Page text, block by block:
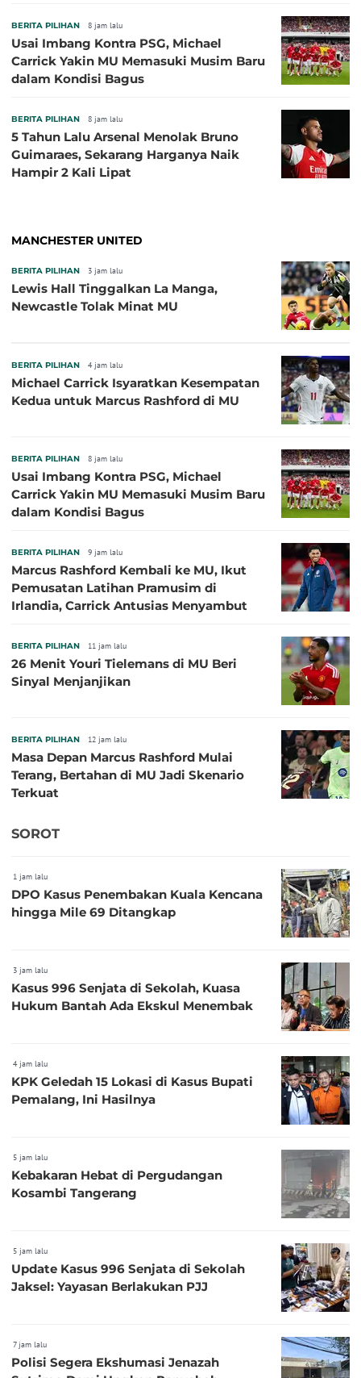
BERITA PILIHAN 8 jam lalu
Usai Imbang Kontra PSG, Michael
Carrick Yakin MU Memasuki Musim Baru
dalam Kondisi Bagus
BERITA PILIHAN 8 jam lalu
5 Tahun Lalu Arsenal Menolak Bruno
Guimaraes, Sekarang Harganya Naik
Hampir 2 Kali Lipat
MANCHESTER UNITED
BERITA PILIHAN 3 jam lalu
Lewis Hall Tinggalkan La Manga,
Newcastle Tolak Minat MU
BERITA PILIHAN 4 jam lalu
Michael Carrick Isyaratkan Kesempatan
Kedua untuk Marcus Rashford di MU
BERITA PILIHAN 8 jam lalu
Usai Imbang Kontra PSG, Michael
Carrick Yakin MU Memasuki Musim Baru
dalam Kondisi Bagus
BERITA PILIHAN 9 jam lalu
Marcus Rashford Kembali ke MU, Ikut
Pemusatan Latihan Pramusim di
Irlandia, Carrick Antusias Menyambut
BERITA PILIHAN 11 jam lalu
26 Menit Youri Tielemans di MU Beri
Sinyal Menjanjikan
BERITA PILIHAN 12 jam lalu
Masa Depan Marcus Rashford Mulai
Terang, Bertahan di MU Jadi Skenario
Terkuat
SOROT
1 jam lalu
DPO Kasus Penembakan Kuala Kencana
hingga Mile 69 Ditangkap
3 jam lalu
Kasus 996 Senjata di Sekolah, Kuasa
Hukum Bantah Ada Ekskul Menembak
4 jam lalu
KPK Geledah 15 Lokasi di Kasus Bupati
Pemalang, Ini Hasilnya
5 jam lalu
Kebakaran Hebat di Pergudangan
Kosambi Tangerang
5 jam lalu
Update Kasus 996 Senjata di Sekolah
Jaksel: Yayasan Berlakukan PJJ
7 jam lalu
Polisi Segera Ekshumasi Jenazah